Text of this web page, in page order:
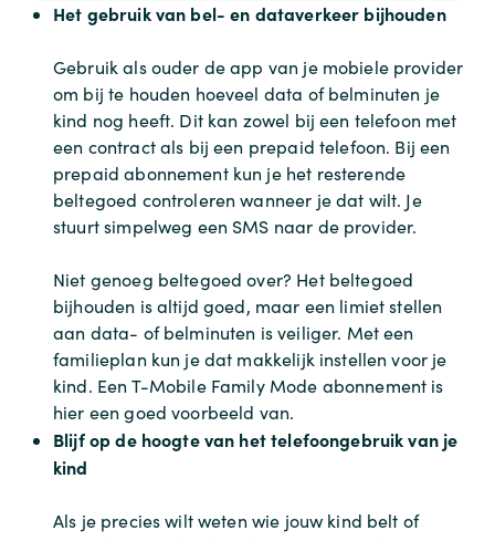
Het gebruik van bel- en dataverkeer bijhouden
Gebruik als ouder de app van je mobiele provider
om bij te houden hoeveel data of belminuten je
kind nog heeft. Dit kan zowel bij een telefoon met
een contract als bij een prepaid telefoon. Bij een
prepaid abonnement kun je het resterende
beltegoed controleren wanneer je dat wilt. Je
stuurt simpelweg een SMS naar de provider.
Niet genoeg beltegoed over? Het beltegoed
bijhouden is altijd goed, maar een limiet stellen
aan data- of belminuten is veiliger. Met een
familieplan kun je dat makkelijk instellen voor je
kind. Een T-Mobile Family Mode abonnement is
hier een goed voorbeeld van.
Blijf op de hoogte van het telefoongebruik van je
kind
Als je precies wilt weten wie jouw kind belt of